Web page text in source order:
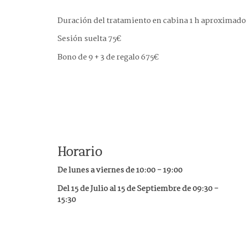
Duración del tratamiento en cabina 1 h aproximado
Sesión suelta 75€
Bono de 9 + 3 de regalo 675€
Horario
De lunes a viernes de10:00 - 19:00
Del 15 de Julio al 15 de Septiembre de 09:30 -
15:30